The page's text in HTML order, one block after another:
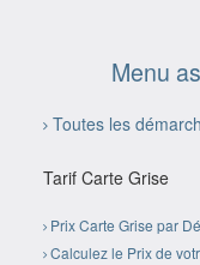
Menu
Toutes les
Tarif Carte Grise
Prix Carte Grise par
Calculez le Prix de